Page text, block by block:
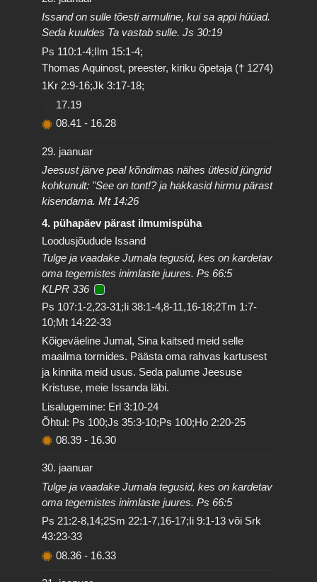
Issand on sulle tõesti armuline, kui sa appi hüüad.
Seda kuuldes Ta vastab sulle. Js 30:19
Ps 110:1-4;Ilm 15:1-4;
Thomas Aquinost, preester, kiriku õpetaja († 1274)
1Kr 2:9-16;Jk 3:17-18;
17.19
08.41 - 16.28
29. jaanuar
Jeesust järve peal kõndimas nähes ütlesid jüngrid
kohkunult: "See on tont!? ja hakkasid hirmu pärast
kisendama. Mt 14:26
4. pühapäev pärast ilmumispüha
Loodusjõudude Issand
Tulge ja vaadake Jumala tegusid, kes on kardetav
oma tegemistes inimlaste juures. Ps 66:5
KLPR 336
Ps 107:1-2,23-31;Ii 38:1-4,8-11,16-18;2Tm 1:7-
10;Mt 14:22-33
Kõigeväeline Jumal, Sina kaitsed meid selle
maailma tormides. Päästa oma rahvas kartusest
ja kinnita meid usus. Seda palume Jeesuse
Kristuse, meie Issanda läbi.
Lisalugemine: Erl 3:10-24
Õhtul: Ps 100;Js 35:3-10;Ps 100;Ho 2:20-25
08.39 - 16.30
30. jaanuar
Tulge ja vaadake Jumala tegusid, kes on kardetav
oma tegemistes inimlaste juures. Ps 66:5
Ps 21:2-8,14;2Sm 22:1-7,16-17;Ii 9:1-13 või Srk
43:23-33
08.36 - 16.33